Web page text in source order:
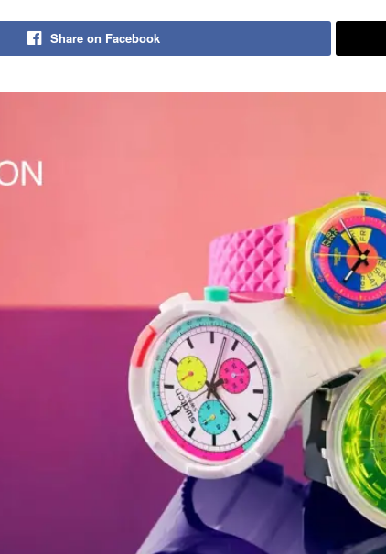
Share on Facebook